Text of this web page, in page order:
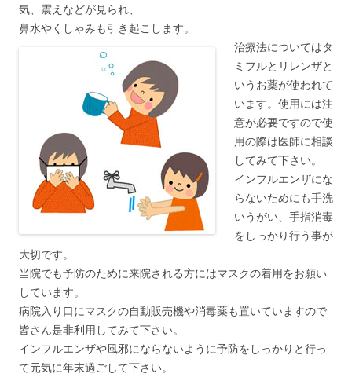
気、震えなどが見られ、
鼻水やくしゃみも引き起こします。
治療法についてはタ
ミフルとリレンザと
いうお薬が使われて
います。使用には注
意が必要ですので使
用の際は医師に相談
してみて下さい。
インフルエンザにな
らないためにも手洗
いうがい、手指消毒
をしっかり行う事が
大切です。
当院でも予防のために来院される方にはマスクの着用をお願い
しています。
病院入り口にマスクの自動販売機や消毒薬も置いていますので
皆さん是非利用してみて下さい。
インフルエンザや風邪にならないように予防をしっかりと行っ
て元気に年末過ごして下さい。